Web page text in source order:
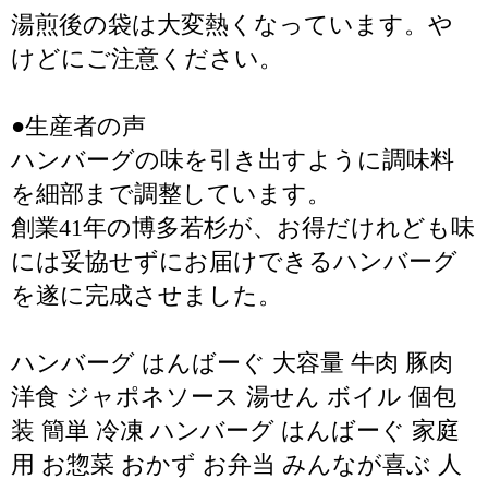
湯煎後の袋は大変熱くなっています。や
けどにご注意ください。
●生産者の声
ハンバーグの味を引き出すように調味料
を細部まで調整しています。
創業41年の博多若杉が、お得だけれども味
には妥協せずにお届けできるハンバーグ
を遂に完成させました。
ハンバーグ はんばーぐ 大容量 牛肉 豚肉
洋食 ジャポネソース 湯せん ボイル 個包
装 簡単 冷凍 ハンバーグ はんばーぐ 家庭
用 お惣菜 おかず お弁当 みんなが喜ぶ 人